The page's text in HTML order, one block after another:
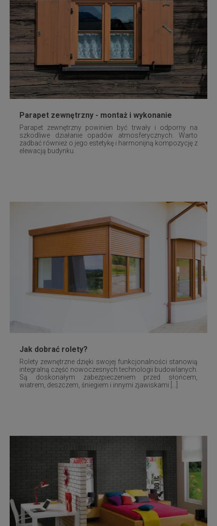
Parapet zewnętrzny - montaż i wykonanie
Parapet zewnętrzny powinien być trwały i odporny na
szkodliwe działanie opadów atmosferycznych. Warto
zadbać również o jego estetykę i harmonijną kompozycję z
elewacją budynku.
Jak dobrać rolety?
Rolety zewnętrzne dzięki swojej funkcjonalności stanowią
integralną część nowoczesnych technologii budowlanych.
Są doskonałym zabezpieczeniem przed słońcem,
wiatrem, deszczem, śniegiem i innymi zjawiskami [...]